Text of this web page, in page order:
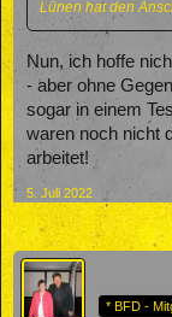
Lünen hat den
Nun, ich hoffe
- aber ohne
sogar in einem
waren noch nicht
arbeitet!
5. Juli 2022
* BFD -